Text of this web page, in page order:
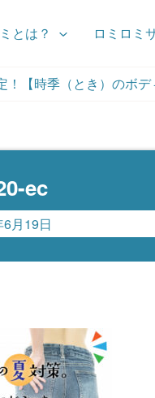
とは？ ロミロミ
！【時季（とき）のボ
ec
月19日